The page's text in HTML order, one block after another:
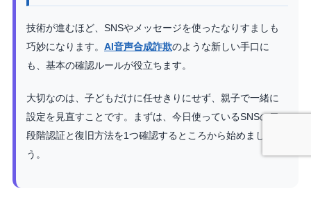
技術が進むほど、SNSやメッセージを使ったなりすましも
巧妙になります。 AI音声合成詐欺のような新しい手口に
も、基本の確認ルールが役立ちます。
大切なのは、子どもだけに任せきりにせず、親子で一緒に
設定を見直すことです。まずは、今日使っているSNSの二
段階認証と復旧方法を1つ確認するところから始めましょ
う。